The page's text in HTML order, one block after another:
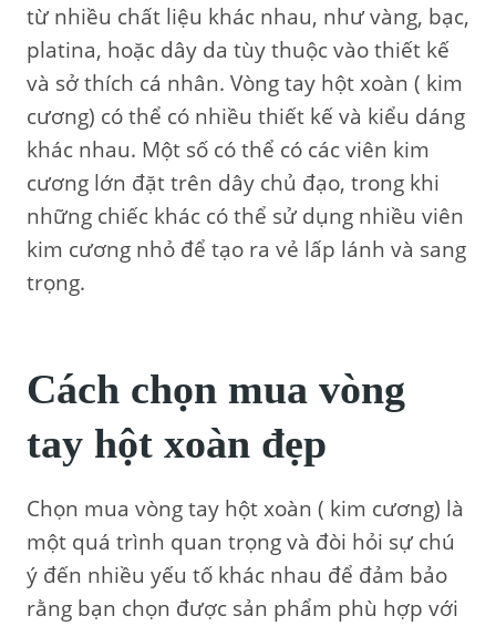
từ nhiều chất liệu khác nhau, như vàng, bạc,
platina, hoặc dây da tùy thuộc vào thiết kế
và sở thích cá nhân. Vòng tay hột xoàn ( kim
cương) có thể có nhiều thiết kế và kiểu dáng
khác nhau. Một số có thể có các viên kim
cương lớn đặt trên dây chủ đạo, trong khi
những chiếc khác có thể sử dụng nhiều viên
kim cương nhỏ để tạo ra vẻ lấp lánh và sang
trọng.
Cách chọn mua vòng
tay hột xoàn đẹp
Chọn mua vòng tay hột xoàn ( kim cương) là
một quá trình quan trọng và đòi hỏi sự chú
ý đến nhiều yếu tố khác nhau để đảm bảo
rằng bạn chọn được sản phẩm phù hợp với